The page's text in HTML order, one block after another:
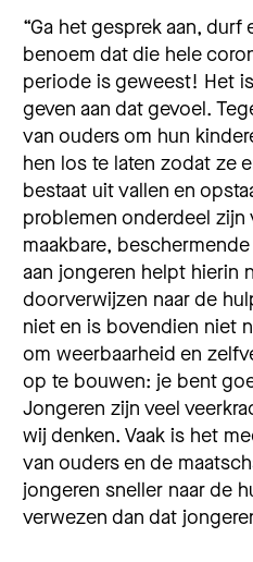
“Ga het gesprek aan,
benoem dat die hele
periode is geweest! Het
geven aan dat gevoel.
van ouders om hun
hen los te laten zodat ze
bestaat uit vallen en
problemen onderdeel zijn
maakbare,
aan jongeren helpt hierin
doorverwijzen naar de
niet en is bovendien niet
om weerbaarheid en
op te bouwen: je bent
Jongeren zijn veel
wij denken. Vaak is het
van ouders en de
jongeren sneller naar de
verwezen dan dat